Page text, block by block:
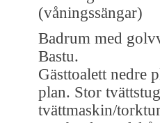
(våningssängar)
Badrum med
Bastu.
Gästtoalett nedre
plan. Stor
tvättmaskin/